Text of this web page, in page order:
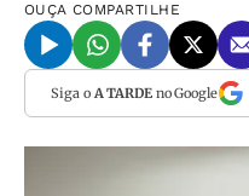
OUÇA COMPARTILHE
Siga o A TARDEno Google